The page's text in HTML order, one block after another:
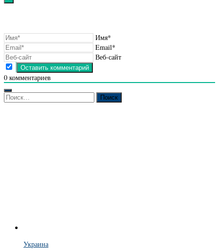
Имя*
Email*
Веб-сайт
0 комментариев
Найти:
Украина